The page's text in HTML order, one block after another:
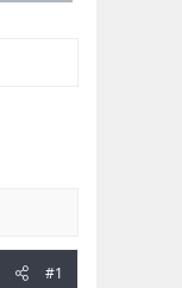
#1